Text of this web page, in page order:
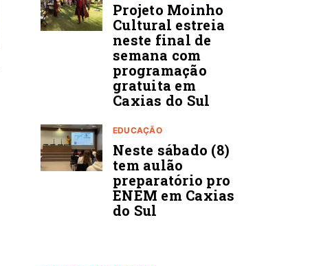
Projeto Moinho
Cultural estreia
neste final de
semana com
programação
gratuita em
Caxias do Sul
EDUCAÇÃO
Neste sábado (8)
tem aulão
preparatório pro
ENEM em Caxias
do Sul